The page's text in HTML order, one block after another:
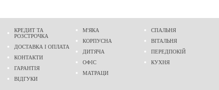
КРЕДИТ ТА
РОЗСТРОЧКА
ДОСТАВКА І ОПЛАТА
КОНТАКТИ
ГАРАНТІЯ
ВІДГУКИ
М'ЯКА
КОРПУСНА
ДИТЯЧА
ОФІС
МАТРАЦИ
СПАЛЬНЯ
ВІТАЛЬНЯ
ПЕРЕДПОКІЙ
КУХНЯ